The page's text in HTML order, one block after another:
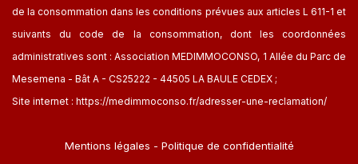
de la consommation dans les conditions prévues aux articles L 611-1 et
suivants du code de la consommation, dont les coordonnées
administratives sont : Association MEDIMMOCONSO, 1 Allée du Parc de
Mesemena - Bât A - CS25222 - 44505 LA BAULE CEDEX ;
Site internet : https://medimmoconso.fr/adresser-une-reclamation/
Mentions légales - Politique de confidentialité